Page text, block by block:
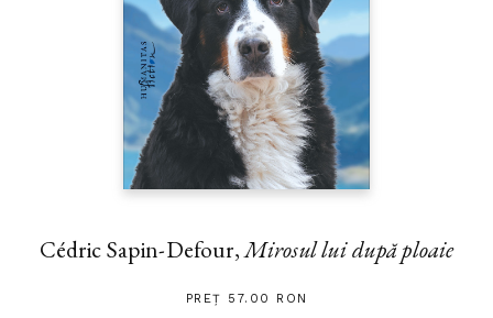
Cédric Sapin-Defour,Mirosul lui după ploaie
PREȚ 57.00 RON